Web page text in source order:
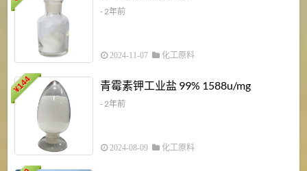
- 2年前
2024-11-07 化工原料
¥
144 青霉素钾工业盐 99% 1588u/mg
- 2年前
2024-08-09 化工原料